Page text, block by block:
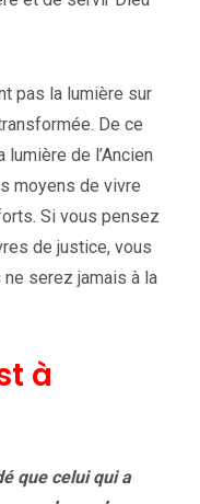
pas la lumière sur
De ce
de l’Ancien
moyens de vivre
Si vous pensez
de justice, vous
serez jamais à la
à
que celui qui a